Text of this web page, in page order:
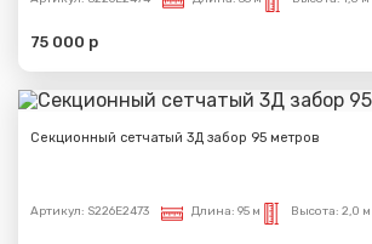
75 000 р
Секционный сетчатый 3Д забор 95 метров
Артикул: S226E2473 Длина: 95 м Высота: 2,0 м